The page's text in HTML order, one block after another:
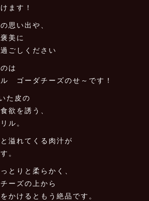
ます！
思い出や、
美に
ごしください
は
ゴーダチーズのせ～です！
た皮の
欲を誘う、
ル。
溢れてくる肉汁が
。
とりと柔らかく、
ーズの上から
かけるともう絶品です。